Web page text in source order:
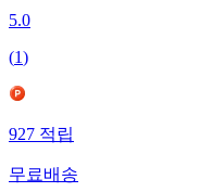
5.0
(1)
927적립
무료배송